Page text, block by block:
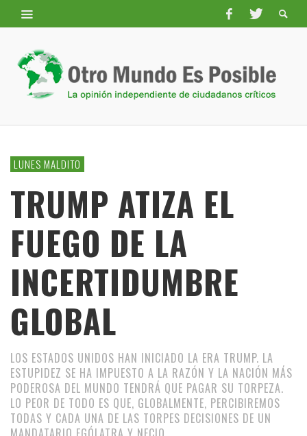
LUNES MALDITO
TRUMP ATIZA EL
FUEGO DE LA
INCERTIDUMBRE
GLOBAL
LOS ESTADOS UNIDOS HAN INICIADO LA ERA TRUMP. LA
ESTUPIDEZ SE HA IMPUESTO A LA RAZÓN Y LA NACIÓN MÁS
PODEROSA DEL MUNDO TENDRÁ QUE PAGAR SU TORPEZA.
LO PEOR DE TODO ES QUE, GLOBALMENTE, PERCIBIREMOS
TODAS Y CADA UNA DE LAS TORPES DECISIONES DE UN